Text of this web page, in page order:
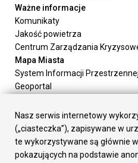
Ważne informacje
Komunikaty
Jakość powietrza
Centrum Zarządzania
Mapa Miasta
System Informacji Przestrzennej
Geoportal
Załatw sprawę
Prezydent Miasta
Rada Miasta
Wydziały
Nasz serwis internetowy
(„ciasteczka”), zapisywane w
te wykorzystywane są głównie
pokazujących na podstawie